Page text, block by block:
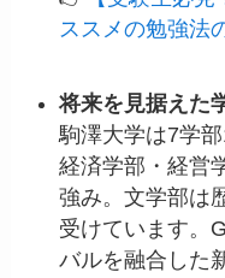
ススメの勉強法
将来を見据えた
駒澤大学は7学
経済学部・経営
強み。文学部は
受けています。
バルを融合した